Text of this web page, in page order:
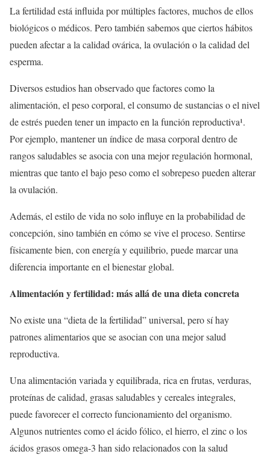
La fertilidad está influida por múltiples factores, muchos de ellos
biológicos o médicos. Pero también sabemos que ciertos hábitos
pueden afectar a la calidad ovárica, la ovulación o la calidad del
esperma.
Diversos estudios han observado que factores como la
alimentación, el peso corporal, el consumo de sustancias o el nivel
de estrés pueden tener un impacto en la función reproductiva¹.
Por ejemplo, mantener un índice de masa corporal dentro de
rangos saludables se asocia con una mejor regulación hormonal,
mientras que tanto el bajo peso como el sobrepeso pueden alterar
la ovulación.
Además, el estilo de vida no solo influye en la probabilidad de
concepción, sino también en cómo se vive el proceso. Sentirse
físicamente bien, con energía y equilibrio, puede marcar una
diferencia importante en el bienestar global.
Alimentación y fertilidad: más allá de una dieta concreta
No existe una “dieta de la fertilidad” universal, pero sí hay
patrones alimentarios que se asocian con una mejor salud
reproductiva.
Una alimentación variada y equilibrada, rica en frutas, verduras,
proteínas de calidad, grasas saludables y cereales integrales,
puede favorecer el correcto funcionamiento del organismo.
Algunos nutrientes como el ácido fólico, el hierro, el zinc o los
ácidos grasos omega-3 han sido relacionados con la salud